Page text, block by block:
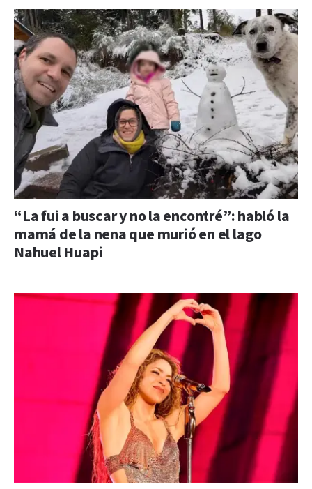
“La fui a buscar y no la encontré”: habló la
mamá de la nena que murió en el lago
Nahuel Huapi